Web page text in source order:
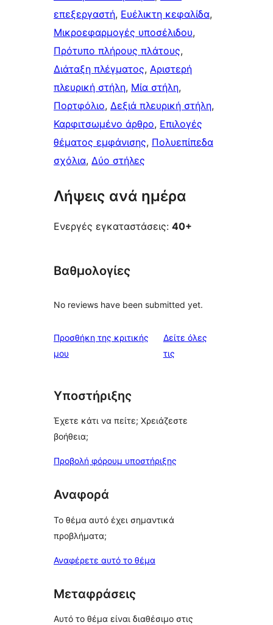
επεξεργαστή, Ευέλικτη κεφαλίδα
Μικροεφαρμογές υποσέλιδου
Πρότυπο πλήρους πλάτους
Διάταξη πλέγματος, Αριστερή
πλευρική στήλη, Μία στήλη
Πορτφόλιο, Δεξιά πλευρική στήλη
Καρφιτσωμένo άρθρo, Επιλογές
θέματος εμφάνισης, Πολυεπίπεδα
σχόλια, Δύο στήλες
Λήψεις ανά ημέρα
Ενεργές εγκαταστάσεις: 40+
Βαθμολογίες
No reviews have been submitted yet.
Προσθήκη της κριτικής
μου
Δείτε όλες
τιςκριτικές
Υποστήριξης
Έχετε κάτι να πείτε; Χρειάζεστε
βοήθεια;
Προβολή φόρουμ υποστήριξης
Αναφορά
Το θέμα αυτό έχει σημαντικά
προβλήματα;
Αναφέρετε αυτό το θέμα
Μεταφράσεις
Αυτό το θέμα είναι διαθέσιμο στις